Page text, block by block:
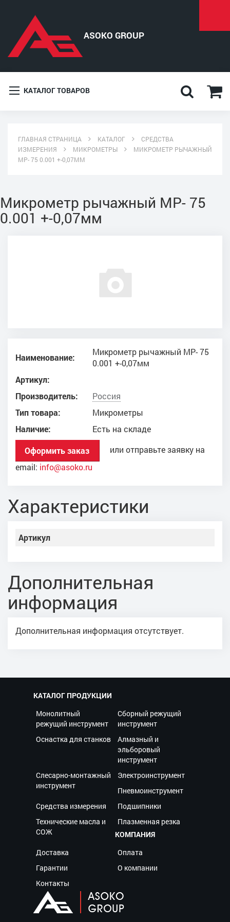
КАТАЛОГ ТОВАРОВ
ГЛАВНАЯ СТРАНИЦА КАТАЛОГ
СРЕДСТВА
ИЗМЕРЕНИЯ
МИКРОМЕТРЫ
МИКРОМЕТР РЫЧАЖНЫЙ
МР- 75 0.001 +-0,07ММ
Микрометр рычажный МР- 75
0.001 +-0,07мм
Наименование:
Микрометр рычажный МР- 75
0.001 +-0,07мм
Артикул:
Производитель:
Россия
Тип товара:
Микрометры
Наличие:
Есть на складе
Оформить заказ
или отправьте заявку на
email: info@asoko.ru
Характеристики
Артикул
Дополнительная
информация
Дополнительная информация отсутствует.
КАТАЛОГ ПРОДУКЦИИ
Монолитный
режущий инструмент
Сборный режущий
инструмент
Оснастка для станков
Алмазный и
эльборовый
инструмент
Слесарно-монтажный
инструмент
Электроинструмент
Пневмоинструмент
Средства измерения
Подшипники
Технические масла и
СОЖ
Плазменная резка
КОМПАНИЯ
Доставка
Оплата
Гарантии
О компании
Контакты